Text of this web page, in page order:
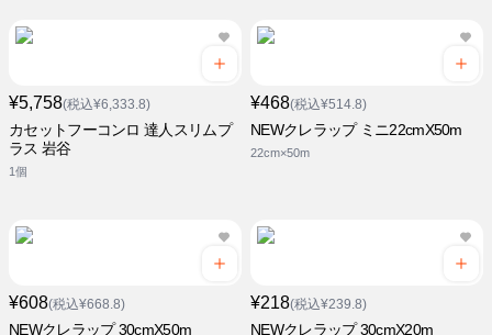
¥5,758(税込¥6,333.8)
カセットフーコンロ 達人スリムプ
ラス 岩谷
1個
¥468(税込¥514.8)
NEWクレラップ ミニ22cmX50m
22cm×50m
¥608(税込¥668.8)
NEWクレラップ 30cmX50m
¥218(税込¥239.8)
NEWクレラップ 30cmX20m